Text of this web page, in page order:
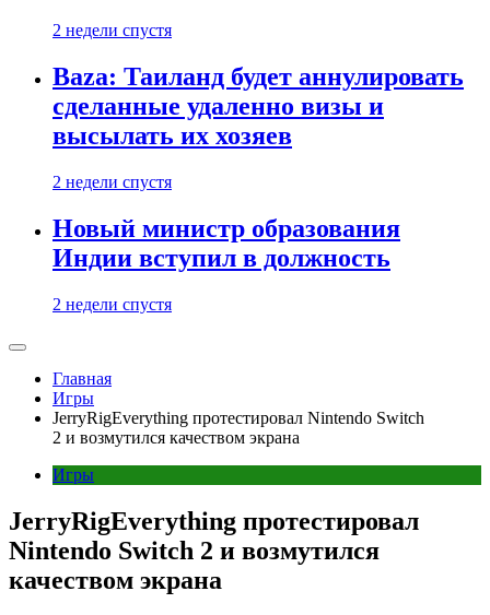
2 недели спустя
Baza: Таиланд будет аннулировать
сделанные удаленно визы и
высылать их хозяев
2 недели спустя
Новый министр образования
Индии вступил в должность
2 недели спустя
Главная
Игры
JerryRigEverything протестировал Nintendo Switch
2 и возмутился качеством экрана
Игры
JerryRigEverything протестировал
Nintendo Switch 2 и возмутился
качеством экрана